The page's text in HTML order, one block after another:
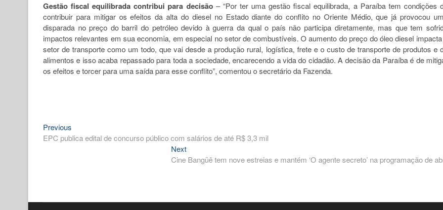
Gestão fiscal equilibrada contribui para decisão– “Por ter uma gestão fiscal equilibrada, a Paraíba tem condições
contribuir para mitigar os efeitos da alta do diesel no Estado diante do conflito no Oriente Médio, que já provocou
disparada no preço do barril do petróleo devido à guerra da qual o país não participa diretamente, mas que tem
impactos relevantes em sua economia, em especial no setor de combustíveis. O aumento do preço do óleo diesel
setor de transporte como um todo, que vai desde a produção rural, logística, frete e o custo de transporte de produtos e
alimentos e isso acaba repassado para toda a sociedade, encarecendo a vida do cidadão. A decisão da Paraíba é de
os efeitos e torcer para uma saída para esse conflito”, comentou o secretário da Fazenda.
Navegação
de
Previous
post:
EPC publica edital de concurso público com salários de até R$ 3,3 mil
NextNext
post:
Cine Bangüê tem nove estreias e mantém ‘O agente secreto’ na programação de